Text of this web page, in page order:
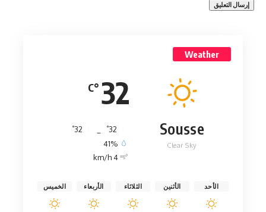
Weather
32
°C
Sousse
Clear Sky
32
°
32
°
41%
4 km/h
الأحد الأثنين الثلاثاء الأربعاء الخميس